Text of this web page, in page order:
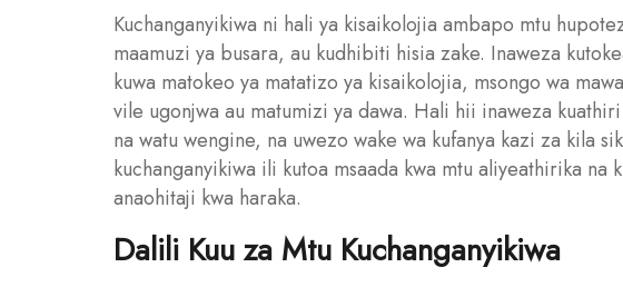
Kuchanganyikiwa ni hali ya kisaikolojia ambapo mtu
maamuzi ya busara, au kudhibiti hisia zake. Inaweza
kuwa matokeo ya matatizo ya kisaikolojia, msongo wa
vile ugonjwa au matumizi ya dawa. Hali hii inaweza
na watu wengine, na uwezo wake wa kufanya kazi za kila
kuchanganyikiwa ili kutoa msaada kwa mtu aliyeathirika na
anaohitaji kwa haraka.
Dalili Kuu za Mtu Kuchanganyikiwa